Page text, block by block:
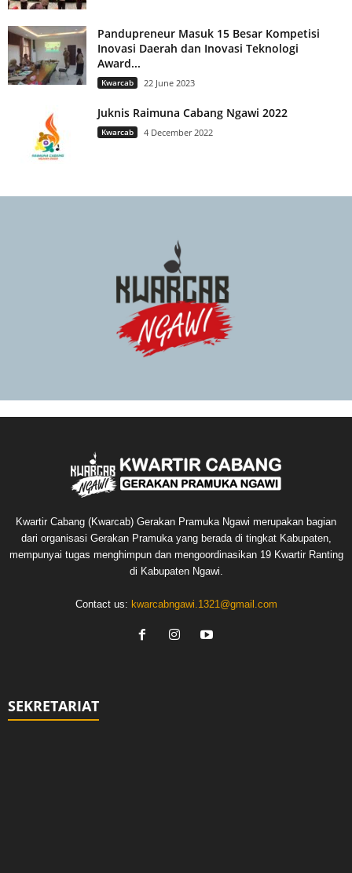
Pandupreneur Masuk 15 Besar Kompetisi
Inovasi Daerah dan Inovasi Teknologi
Award...
Kwarcab 22 June 2023
Juknis Raimuna Cabang Ngawi 2022
Kwarcab 4 December 2022
Kwartir Cabang (Kwarcab) Gerakan Pramuka Ngawi merupakan bagian
dari organisasi Gerakan Pramuka yang berada di tingkat Kabupaten,
mempunyai tugas menghimpun dan mengoordinasikan 19 Kwartir Ranting
di Kabupaten Ngawi.
Contact us: kwarcabngawi.1321@gmail.com
SEKRETARIAT